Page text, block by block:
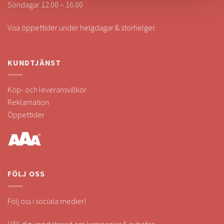
Söndagar 12.00 – 16.00
Visa öppettider under helgdagar & storhelger.
KUNDTJÄNST
Köp- och leveransvillkor
Reklamation
Öppettider
FÖLJ OSS
Följ oss i sociala medier!